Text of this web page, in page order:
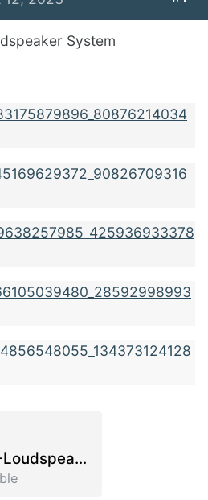
System
The-Pioneer-TAD-Loudspeaker-System-1.pdf